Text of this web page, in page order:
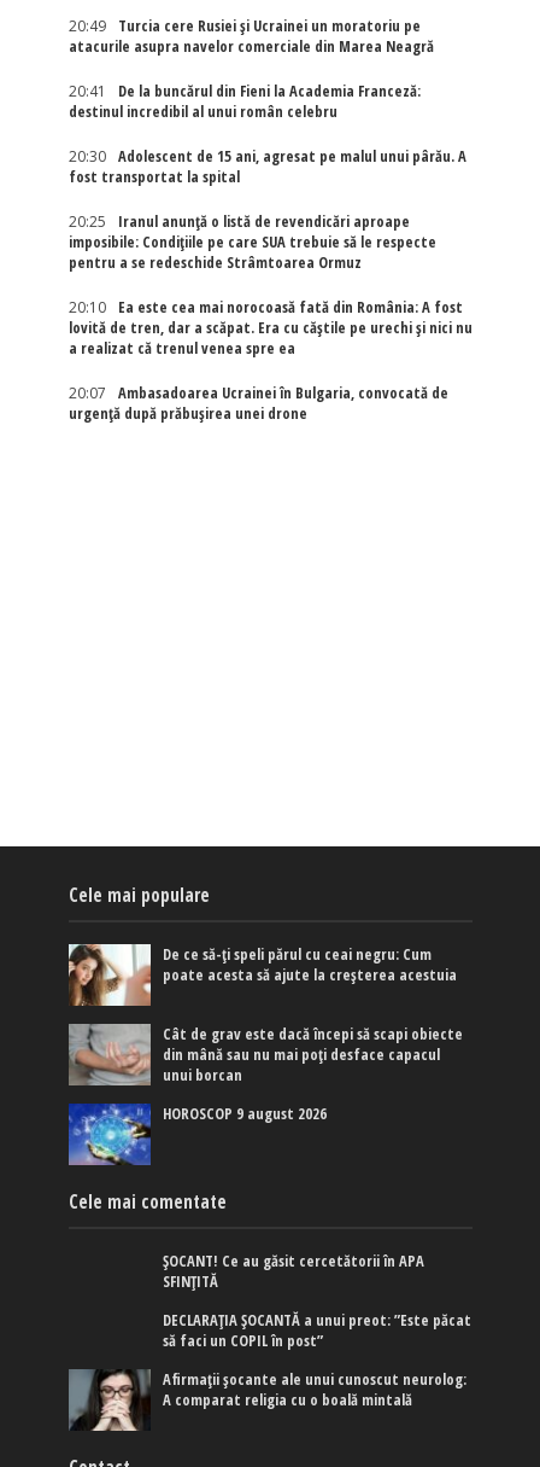
20:49
Turcia cere Rusiei și Ucrainei un moratoriu pe
atacurile asupra navelor comerciale din Marea Neagră
20:41
De la buncărul din Fieni la Academia Franceză:
destinul incredibil al unui român celebru
20:30
Adolescent de 15 ani, agresat pe malul unui pârău. A
fost transportat la spital
20:25
Iranul anunță o listă de revendicări aproape
imposibile: Condițiile pe care SUA trebuie să le respecte
pentru a se redeschide Strâmtoarea Ormuz
20:10
Ea este cea mai norocoasă fată din România: A fost
lovită de tren, dar a scăpat. Era cu căștile pe urechi și nici nu
a realizat că trenul venea spre ea
20:07
Ambasadoarea Ucrainei în Bulgaria, convocată de
urgență după prăbușirea unei drone
Cele mai populare
De ce să-ți speli părul cu ceai negru: Cum
poate acesta să ajute la creșterea acestuia
Cât de grav este dacă începi să scapi obiecte
din mână sau nu mai poți desface capacul
unui borcan
HOROSCOP 9 august 2026
Cele mai comentate
ȘOCANT! Ce au găsit cercetătorii în APA
SFINȚITĂ
DECLARAȚIA ȘOCANTĂ a unui preot: ”Este păcat
să faci un COPIL în post”
Afirmaţii şocante ale unui cunoscut neurolog:
A comparat religia cu o boală mintală